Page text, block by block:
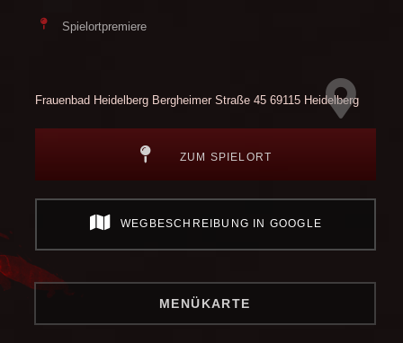
Spielortpremiere
Frauenbad HeidelbergBergheimer Straße 45 69115 Heidelberg
ZUM SPIELORT
WEGBESCHREIBUNG IN GOOGLE
MENÜKARTE